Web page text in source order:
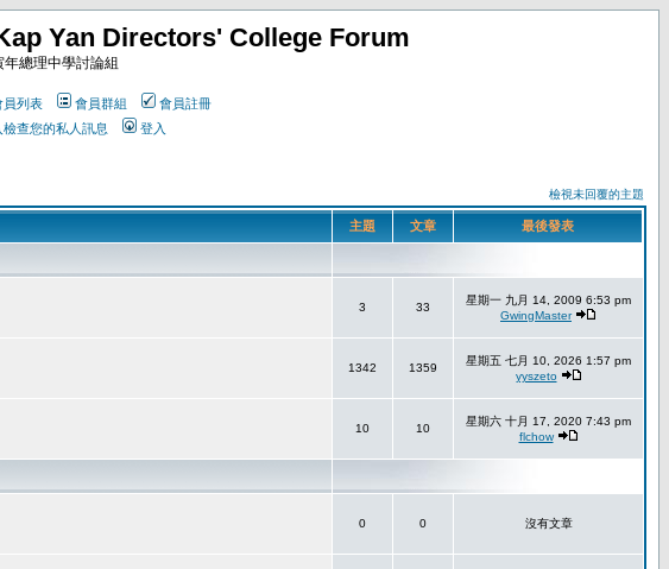
Yan Directors' College Forum
總理中學討論組
員列表 會員群組
會員註冊
檢查您的私人訊息 登入
檢視未回覆的主題
主題 文章 最後發表
3 33
星期一 九月 14, 2009 6:53 pm
GwingMaster
1342 1359
星期五 七月 10, 2026 1:57 pm
yyszeto
10 10
星期六 十月 17, 2020 7:43 pm
flchow
0 0 沒有文章